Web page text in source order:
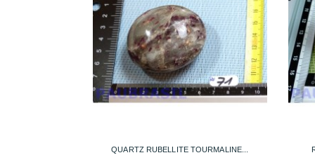
QUARTZ RUBELLITE TOURMALINE...